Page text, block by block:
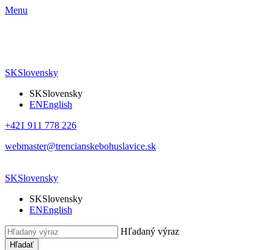
Menu
SKSlovensky
SKSlovensky
ENEnglish
+421 911 778 226
webmaster@trencianskebohuslavice.sk
SKSlovensky
SKSlovensky
ENEnglish
Hľadaný výraz
Hľadať